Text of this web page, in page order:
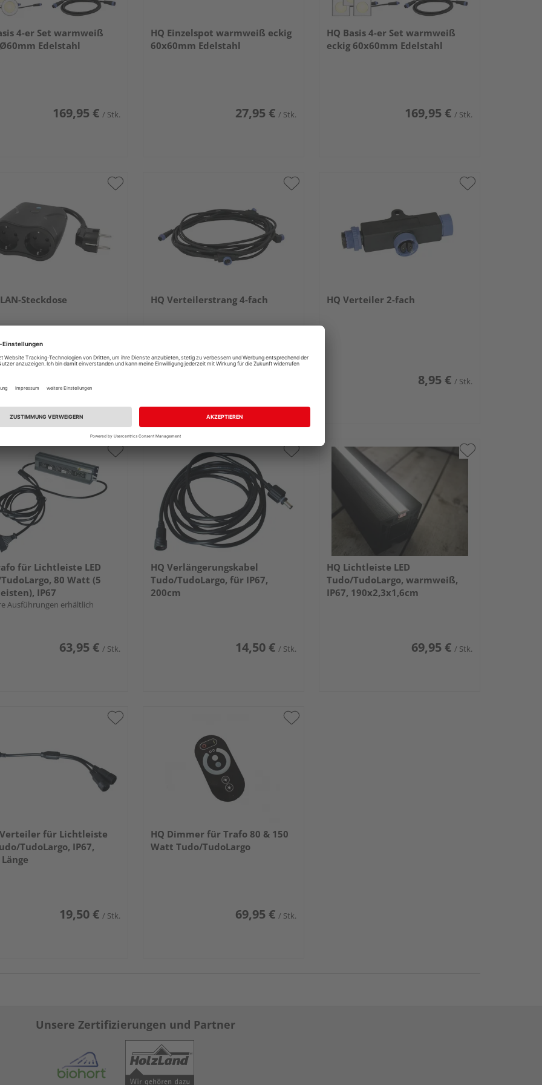
4-er Set warmweiß
Edelstahl
169,95 € / Stk.
HQ Einzelspot warmweiß eckig
60x60mm Edelstahl
27,95 € / Stk.
HQ Basis 4-er Set warmweiß
eckig 60x60mm Edelstahl
169,95 € / Stk.
Steckdose HQ Verteilerstrang 4-fach HQ Verteiler 2-fach
8,95 € / Stk.
für Lichtleiste LED
80 Watt (5
IP67
Ausführungen erhältlich
63,95 € / Stk.
HQ Verlängerungskabel
Tudo/TudoLargo, für IP67,
200cm
14,50 € / Stk.
HQ Lichtleiste LED
Tudo/TudoLargo, warmweiß,
IP67, 190x2,3x1,6cm
69,95 € / Stk.
Verteiler für Lichtleiste
TudoLargo, IP67,
19,50 € / Stk.
HQ Dimmer für Trafo 80 & 150
Watt Tudo/TudoLargo
69,95 € / Stk.
Unsere Zertifizierungen und Partner